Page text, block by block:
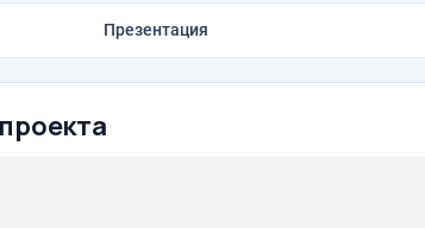
Презентация